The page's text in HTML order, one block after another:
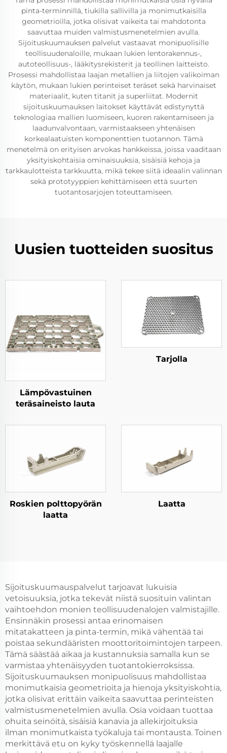
pinta-terminnillä, tiukilla sallivilla ja monimutkaisilla
geometrioilla, jotka olisivat vaikeita tai mahdotonta
saavuttaa muiden valmistusmenetelmien avulla.
Sijoituskuumauksen palvelut vastaavat monipuolisille
teollisuudenaloille, mukaan lukien lentorakennus-,
autoteollisuus-, lääkitysrekisterit ja teollinen laitteisto.
Prosessi mahdollistaa laajan metallien ja liitojen valikoiman
käytön, mukaan lukien perinteiset teräset sekä harvinaiset
materiaalit, kuten titanit ja superliitat. Modernit
sijoituskuumauksen laitokset käyttävät edistynyttä
teknologiaa mallien luomiseen, kuoren rakentamiseen ja
laadunvalvontaan, varmistaakseen yhtenäisen
korkealaatuisten komponenttien tuotannon. Tämä
menetelmä on erityisen arvokas hankkeissa, joissa vaaditaan
yksityiskohtaisia ominaisuuksia, sisäisiä kehoja ja
tarkkaulotteista tarkkuutta, mikä tekee siitä ideaalin valinnan
sekä prototyyppien kehittämiseen että suurten
tuotantosarjojen toteuttamiseen.
Uusien tuotteiden suositus
Lämpövastuinen
teräsaineisto lauta
Tarjolla
Roskien polttopyörän
laatta
Laatta
Sijoituskuumauspalvelut tarjoavat lukuisia
vetoisuuksia, jotka tekevät niistä suosituin valintan
vaihtoehdon monien teollisuudenalojen valmistajille.
Ensinnäkin prosessi antaa erinomaisen
mitatakatteen ja pinta-termin, mikä vähentää tai
poistaa sekundääristen moottoritoimintojen tarpeen.
Tämä säästää aikaa ja kustannuksia samalla kun se
varmistaa yhtenäisyyden tuotantokierroksissa.
Sijoituskuumauksen monipuolisuus mahdollistaa
monimutkaisia geometrioita ja hienoja yksityiskohtia,
jotka olisivat erittäin vaikeita saavuttaa perinteisten
valmistusmenetelmien avulla. Osia voidaan tuottaa
ohuita seinöitä, sisäisiä kanavia ja allekirjoituksia
ilman monimutkaista työkaluja tai montausta. Toinen
merkittävä etu on kyky työskennellä laajalle